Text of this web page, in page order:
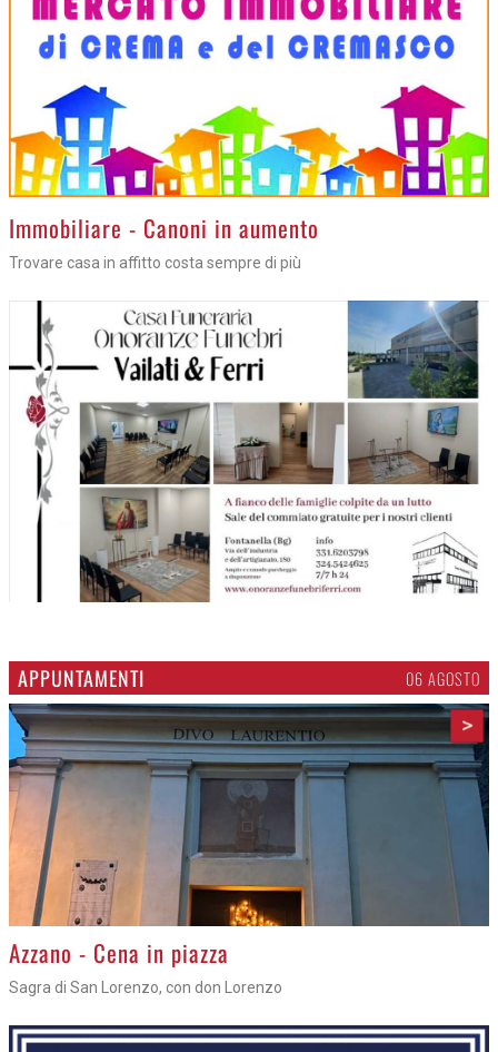
>Immobiliare - Canoni in aumento
Trovare casa in affitto costa sempre di più
APPUNTAMENTI 06 AGOSTO
>
Azzano - Cena in piazza
Sagra di San Lorenzo, con don Lorenzo